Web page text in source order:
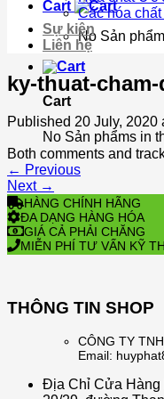
Cart
No Sản
Cart
No Sản phẩms in
Các hóa
Sự kiện
Liên hệ
ky-thuat-
Published 20 July, 2020
Both comments and
← Previous
Next →
HÀNG CHÍNH HÃNG
ĐA DẠNG HÀNG HÓA
GIÁ CẢ PHẢI CHĂNG
MIỄN PHÍ TƯ VẤN KỸ
THÔNG TIN SHOP
CÔNG TY
Email:
Địa Chỉ Cửa Hàng